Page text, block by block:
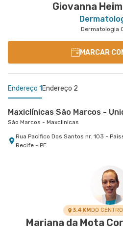
Giovanna
Dermatologia
MARCAR
Endereço 1 Endereço 2
Maxiclínicas São Marcos -
São Marcos - Maxclinicas
Rua Pacifico Dos Santos nr. 103 -
Recife - PE
Rua Das Fronteiras nr. 127 Centro
3.4 KMDO
Mariana da Mota